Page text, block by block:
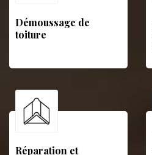
Démoussage de
toiture
Réparation et